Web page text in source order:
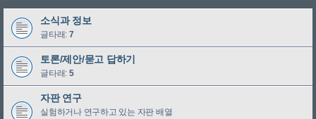
소식과 정보
글타래: 7
토론/제안/묻고 답하기
글타래: 5
자판 연구
실험하거나 연구하고 있는 자판 배열